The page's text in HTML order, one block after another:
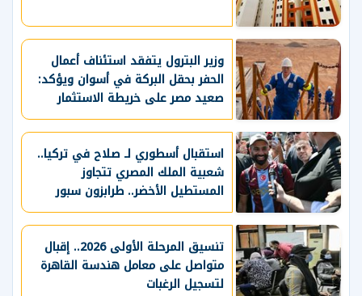
وزير البترول يتفقد استئناف أعمال
الحفر بحقل البركة في أسوان ويؤكد:
صعيد مصر على خريطة الاستثمار
البترولي
استقبال أسطوري لـ صلاح في تركيا..
شعبية الملك المصري تتجاوز
المستطيل الأخضر.. طرابزون سبور
يسعي لاستعادة لقب الدوري التركي
وتعزيز حظوظه في المنافسات
الأوروبية
تنسيق المرحلة الأولى 2026.. إقبال
متواصل على معامل هندسة القاهرة
لتسجيل الرغبات